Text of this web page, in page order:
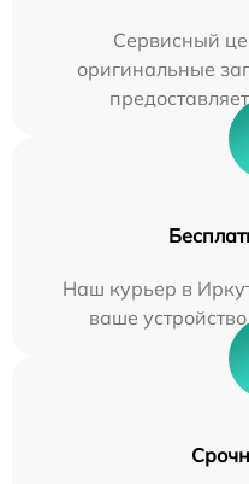
Сервисный
оригинальные
Наш курьер в
ваше